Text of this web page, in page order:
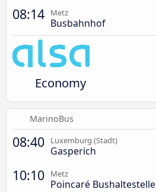
08:14 Metz
Busbahnhof
Economy
MarinoBus
08:40 Luxemburg (Stadt)
Gasperich
10:10 Metz
Poincaré Bushaltestelle